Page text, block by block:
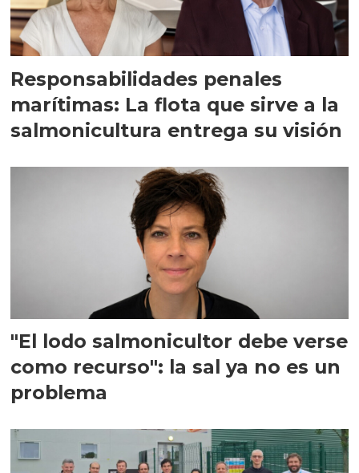
Responsabilidades penales
marítimas: La flota que sirve a la
salmonicultura entrega su visión
"El lodo salmonicultor debe verse
como recurso": la sal ya no es un
problema